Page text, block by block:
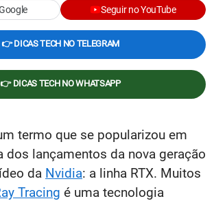
Seguir no YouTube
👉 DICAS TECH NO TELEGRAM
👉 DICAS TECH NO WHATSAPP
termo que se popularizou em
dos lançamentos da nova geração
da Nvidia: a linha RTX. Muitos
Tracing é uma tecnologia